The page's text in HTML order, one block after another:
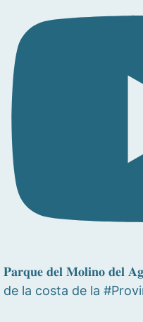
𝐏𝐚𝐫𝐪𝐮𝐞 𝐝𝐞𝐥 𝐌𝐨𝐥𝐢𝐧𝐨 𝐝𝐞𝐥
de la costa de la